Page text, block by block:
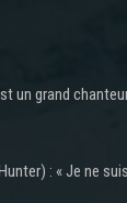
un grand
: « Je ne